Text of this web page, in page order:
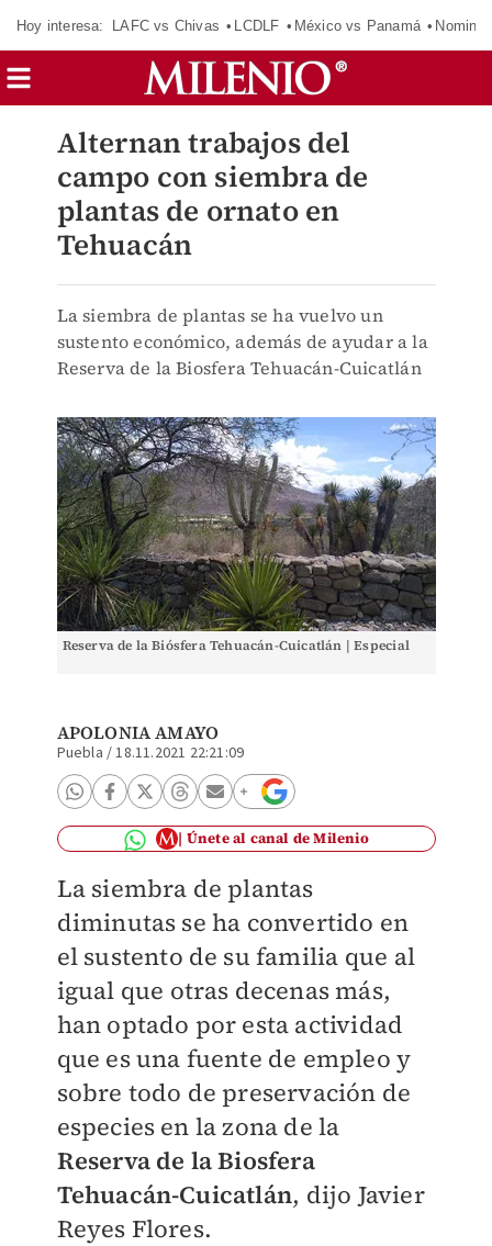
Hoy interesa: LAFC vs Chivas LCDLF México vs Panamá
Alternan trabajos del
campo con siembra de
plantas de ornato en
Tehuacán
La siembra de plantas se ha vuelvo un
sustento económico, además de ayudar a la
Reserva de la Biosfera Tehuacán-Cuicatlán
Reserva de la Biósfera Tehuacán-Cuicatlán | Especial
APOLONIA AMAYO
Puebla /18.11.2021 22:21:09
Únete al canal de Milenio
La siembra de plantas
diminutas se ha convertido en
el sustento de su familia que al
igual que otras decenas más,
han optado por esta actividad
que es una fuente de empleo y
sobre todo de preservación de
especies en la zona de la
Reserva de la Biosfera
Tehuacán-Cuicatlán, dijo Javier
Reyes Flores.